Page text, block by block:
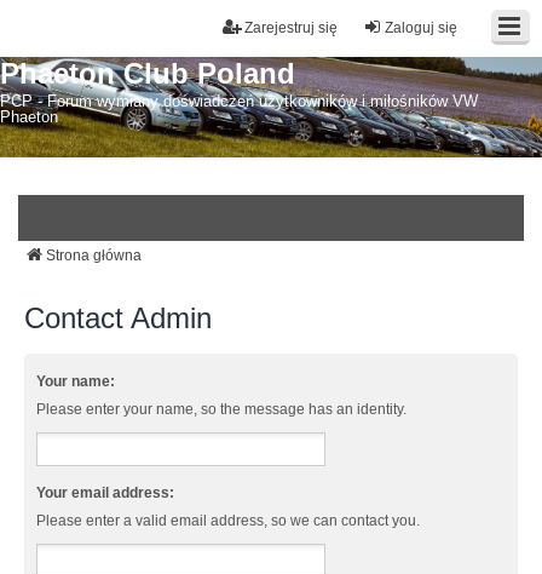
Zaloguj się
Zarejestruj się
Phaeton Club Poland
PCP - Forum wymiany doświadczeń użytkowników i miłośników VW
Phaeton
Strona główna
Contact Admin
Your name:
Please enter your name, so the message has an identity.
Your email address:
Please enter a valid email address, so we can contact you.